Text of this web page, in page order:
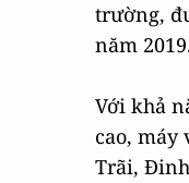
trường,
năm
Với khả
cao, máy
Trãi,